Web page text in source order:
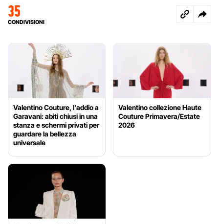
35
CONDIVISIONI
Valentino Couture, l’addio a
Garavani: abiti chiusi in una
stanza e schermi privati per
guardare la bellezza
universale
Valentino collezione Haute
Couture Primavera/Estate
2026